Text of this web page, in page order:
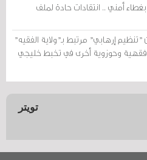
أمني .. انتقادات حادة لملف
إرهابي" مرتبط بـ"ولاية الفقيه"
وحوزوية أخرى في تخبط خليجي
تويتر